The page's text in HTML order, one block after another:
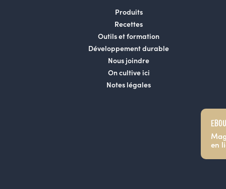
Produits
Recettes
Outils et formation
Développement durable
Nous joindre
On cultive ici
Notes légales
en